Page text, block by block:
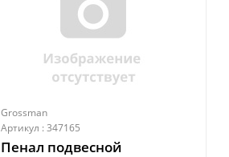
Grossman
Артикул : 347165
Пенал подвесной